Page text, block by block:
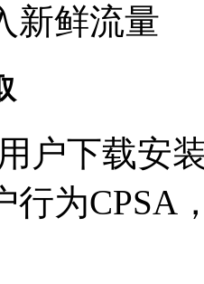
新鲜流量
户下载安
行为CPSA